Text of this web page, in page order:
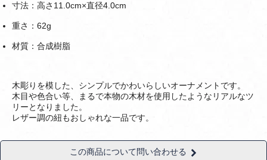
寸法：高さ11.0cm×直径4.0cm
重さ：62g
材質：合成樹脂
木彫りを模した、シンプルでかわいらしいオーナメントです。
木目や色合い等、まるで本物の木材を使用したようなリアルなツ
リーとなりました。
レザー調の紐もおしゃれな一品です。
この商品について問い合わせる